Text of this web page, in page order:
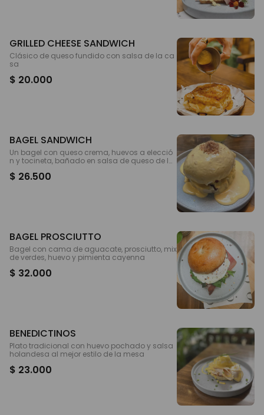
GRILLED CHEESE SANDWICH
Clásico de queso fundido con salsa de la ca
sa
$ 20.000
BAGEL SANDWICH
Un bagel con queso crema, huevos a elecció
n y tocineta, bañado en salsa de queso de la
$ 26.500
BAGEL PROSCIUTTO
Bagel con cama de aguacate, prosciutto, mix
de verdes, huevo y pimienta cayenna
$ 32.000
BENEDICTINOS
Plato tradicional con huevo pochado y salsa
holandesa al mejor estilo de la mesa
$ 23.000